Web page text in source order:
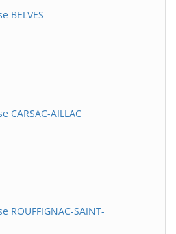
BELVES
AILLAC
SAINT-